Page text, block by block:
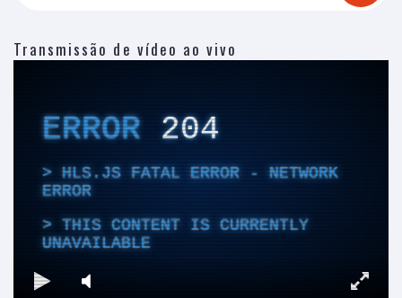
Transmissão de vídeo ao vivo